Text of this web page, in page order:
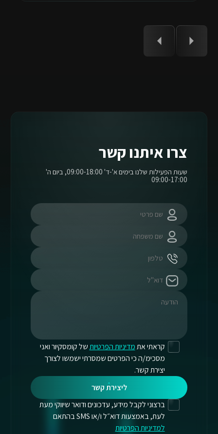
צרו איתנו קשר
שעות הפעילות שלנו בימים א'-ד' 09:00-18:00, ביום ה'
09:00-17:00
קראתי אתמדיניות הפרטיותשל קומסקיור ואני
מסכימ/ה כי הפרטים שמסרתי ישמשו לצורך
יצירת קשר.
ליצירת קשר
ברצוני לקבל מידע, עדכונים ודואר שיווקי מעת
לעת, באמצעות דוא״ל ו/או SMS בהתאם
למדיניות הפרטיות